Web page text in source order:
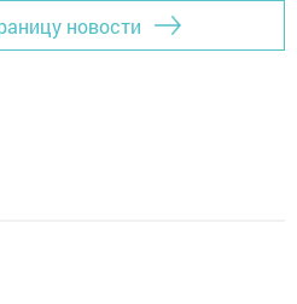
новости